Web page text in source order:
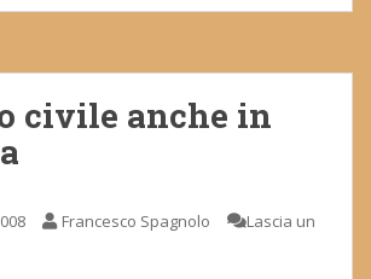
civile anche in
Francesco Spagnolo
Lascia un